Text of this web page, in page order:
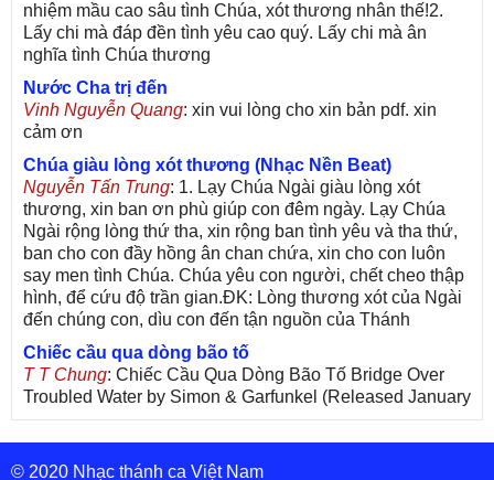
nhiệm mầu cao sâu tình Chúa, xót thương nhân thế!2.
Lấy chi mà đáp đền tình yêu cao quý. Lấy chi mà ân
nghĩa tình Chúa thương
Nước Cha trị đến
Vinh Nguyễn Quang: xin vui lòng cho xin bản pdf. xin
cảm ơn
Chúa giàu lòng xót thương (Nhạc Nền Beat)
Nguyễn Tấn Trung: 1. Lạy Chúa Ngài giàu lòng xót
thương, xin ban ơn phù giúp con đêm ngày. Lạy Chúa
Ngài rộng lòng thứ tha, xin rộng ban tình yêu và tha thứ,
ban cho con đầy hồng ân chan chứa, xin cho con luôn
say men tình Chúa. Chúa yêu con người, chết cheo thập
hình, để cứu độ trần gian.ĐK: Lòng thương xót của Ngài
đến chúng con, dìu con đến tận nguồn của Thánh
Chiếc cầu qua dòng bão tố
T T Chung: Chiếc Cầu Qua Dòng Bão Tố Bridge Over
Troubled Water by Simon & Garfunkel (Released January
26, 1970) Lời Việt: Nhạc Sĩ Vũ Đức Nghiêm Trình Bày:
Chung Tử Lưu
De Colores! (Lời Việt)
© 2020 Nhạc thánh ca Việt Nam